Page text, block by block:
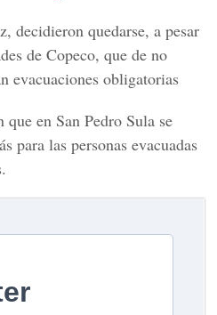
, decidieron quedarse, a pesar
de Copeco, que de no
evacuaciones obligatorias
en San Pedro Sula se
para las personas evacuadas